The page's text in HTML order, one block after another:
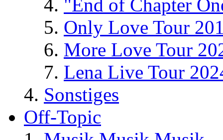
"End of Chapter
Only Love Tour
More Love Tour
Lena Live Tour
Sonstiges
Off-Topic